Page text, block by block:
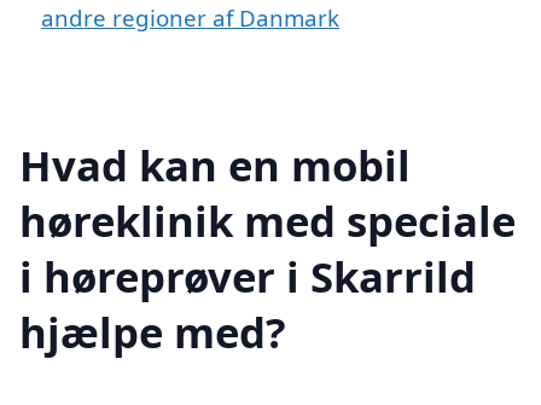
andre regioner af Danmark
Hvad kan en mobil
høreklinik med speciale
i høreprøver i Skarrild
hjælpe med?